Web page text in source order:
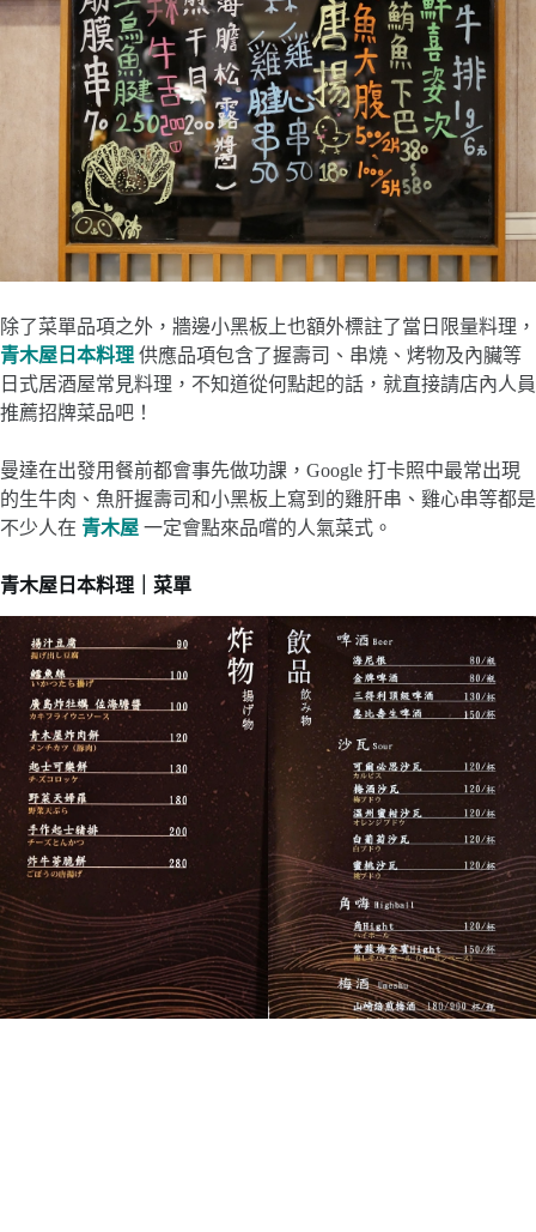
除了菜單品項之外，牆邊小黑板上也額外標註了當日限量料理，
青木屋日本料理 供應品項包含了握壽司、串燒、烤物及內臟等
日式居酒屋常見料理，不知道從何點起的話，就直接請店內人員
推薦招牌菜品吧！
曼達在出發用餐前都會事先做功課，Google 打卡照中最常出現
的生牛肉、魚肝握壽司和小黑板上寫到的雞肝串、雞心串等都是
不少人在 青木屋 一定會點來品嚐的人氣菜式。
青木屋日本料理｜菜單